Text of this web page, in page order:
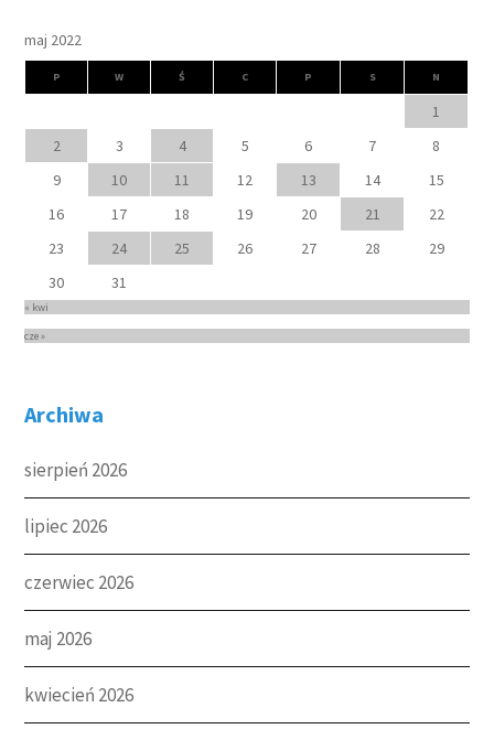
maj 2022
P W Ś C P S N
1
2
3 4 5 6 7
8
9
10 11 12 13 14
15
16
17 18 19 20 21
22
23
24 25 26 27 28
29
30
31
« kwi
cze »
Archiwa
sierpień 2026
lipiec 2026
czerwiec 2026
maj 2026
kwiecień 2026